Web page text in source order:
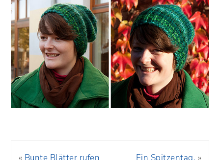
« Bunte Blätter rufen Ein Spitzentag. »